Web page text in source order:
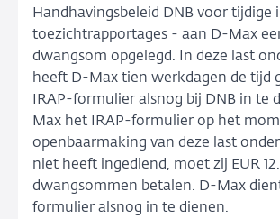
Handhavingsbeleid DNB voor tijdige
toezichtrapportages - aan D-Max
dwangsom opgelegd. In deze last
heeft D-Max tien werkdagen de tijd
IRAP-formulier alsnog bij DNB in te
Max het IRAP-formulier op het
openbaarmaking van deze last
niet heeft ingediend, moet zij EUR
dwangsommen betalen. D-Max
formulier alsnog in te dienen.